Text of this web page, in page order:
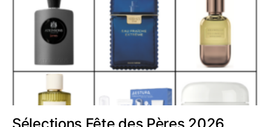
Sélections Fête des Pères 2026